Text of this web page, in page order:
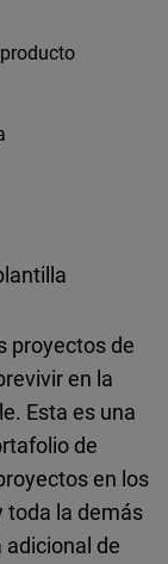
proyectos de
en la
Esta es una
de
en los
toda la demás
adicional de